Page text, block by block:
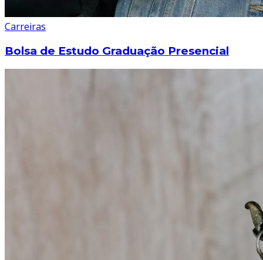
Carreiras
Bolsa de Estudo Graduação Presencial